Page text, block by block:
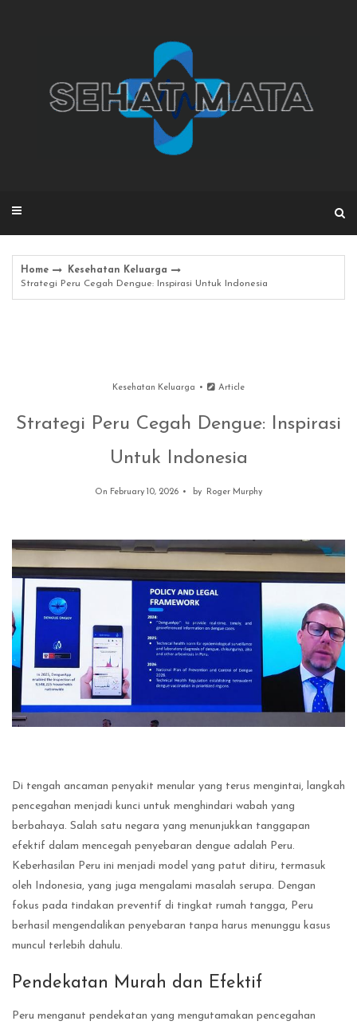
Home
Kesehatan Keluarga
Strategi Peru Cegah Dengue: Inspirasi Untuk Indonesia
Kesehatan Keluarga Article
Strategi Peru Cegah Dengue: Inspirasi
Untuk Indonesia
On February 10, 2026 by Roger Murphy
Di tengah ancaman penyakit menular yang terus mengintai, langkah
pencegahan menjadi kunci untuk menghindari wabah yang
berbahaya. Salah satu negara yang menunjukkan tanggapan
efektif dalam mencegah penyebaran dengue adalah Peru.
Keberhasilan Peru ini menjadi model yang patut ditiru, termasuk
oleh Indonesia, yang juga mengalami masalah serupa. Dengan
fokus pada tindakan preventif di tingkat rumah tangga, Peru
berhasil mengendalikan penyebaran tanpa harus menunggu kasus
muncul terlebih dahulu.
Pendekatan Murah dan Efektif
Peru menganut pendekatan yang mengutamakan pencegahan